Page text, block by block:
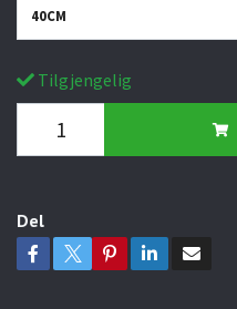
40CM
Tilgjengelig
Del